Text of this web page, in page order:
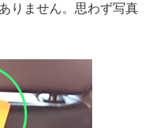
りません。思わず写真